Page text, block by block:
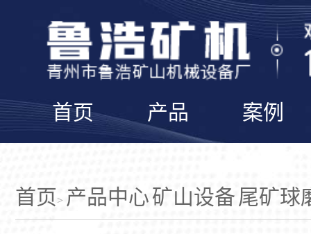
首页 产品 案例
首页> 产品中心矿山设备 尾矿球